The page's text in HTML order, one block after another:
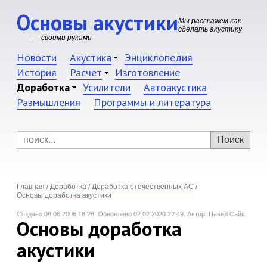
Основы акустикиМы расскажем как
сделать акустику
своими руками
Новости Акустика
Энциклопедия
История
Расчет
Изготовление
Доработка
Усилители
Автоакустика
Размышления
Программы и литература
Главная / Доработка / Доработка отечественных АС /
Основы доработка акустики
Создано 08.06.2006 18:28. Обновлено 02.02.2020 22:49. Автор: Павел Сайк.
Основы доработка
акустики